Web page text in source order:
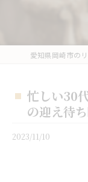
忙しい30
の迎え待
2023/11/10